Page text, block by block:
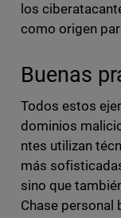
los
como origen
Buenas
Todos estos
dominios
ntes utilizan
más
sino que
Chase personal